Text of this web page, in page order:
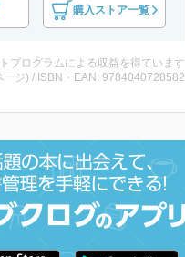
購入ストア一覧
プログラムによる収益を得ています
ジ) / ISBN・EAN: 9784040728582